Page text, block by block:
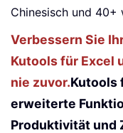
Chinesisch und 40+
Verbessern Sie
Kutools für Excel
nie zuvor.Kutools
erweiterte
Produktivität und